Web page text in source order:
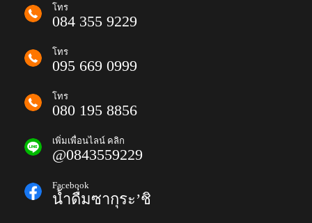
โทร
084 355 9229
โทร
095 669 0999
โทร
080 195 8856
เพิ่มเพื่อนไลน์ คลิก
@0843559229
Facebook
น้ำดื่มซากุระ’ชิ